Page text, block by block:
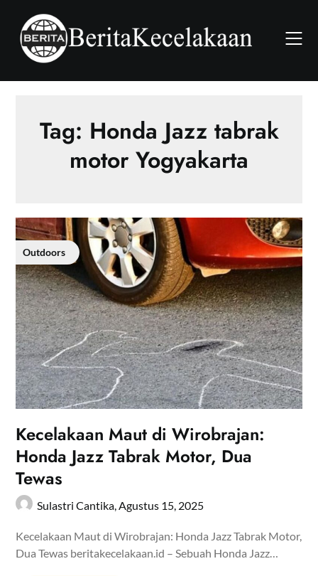
content
Tag: Honda Jazz tabrak
motor Yogyakarta
Outdoors
Kecelakaan Maut di Wirobrajan:
Honda Jazz Tabrak Motor, Dua
Tewas
Sulastri Cantika, Agustus 15, 2025
Kecelakaan Maut di Wirobrajan: Honda Jazz Tabrak Motor,
Dua Tewas beritakecelakaan.id – Sebuah Honda Jazz…